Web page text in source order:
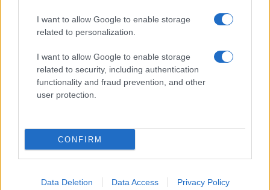
I want to allow Google to enable storage
related to personalization.
I want to allow Google to enable storage
related to security, including authentication
functionality and fraud prevention, and other
user protection.
CONFIRM
Data Deletion Data Access Privacy Policy
Indice degli autori
Aforismi .meglio.it è l'archivio web dedicato a frasi,
aforismi e citazioni più grande del web (137.847 frasi in
database) • ©2005-2025 • La riproduzione dei testi è
il sito ricava una commissione sugli acquisti idonei. •
Contatti